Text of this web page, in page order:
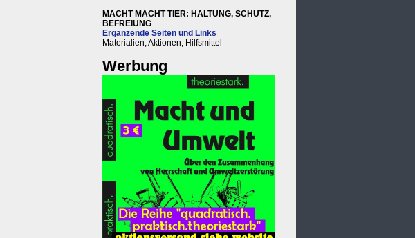
MACHT MACHT TIER: HALTUNG, SCHUTZ,
BEFREIUNG
Ergänzende Seiten und Links
Materialien, Aktionen, Hilfsmittel
Werbung